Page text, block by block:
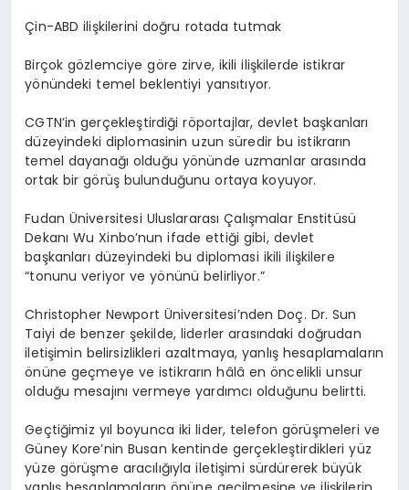
Çin-ABD ilişkilerini doğru rotada tutmak
Birçok gözlemciye göre zirve, ikili ilişkilerde istikrar
yönündeki temel beklentiyi yansıtıyor.
CGTN’in gerçekleştirdiği röportajlar, devlet başkanları
düzeyindeki diplomasinin uzun süredir bu istikrarın
temel dayanağı olduğu yönünde uzmanlar arasında
ortak bir görüş bulunduğunu ortaya koyuyor.
Fudan Üniversitesi Uluslararası Çalışmalar Enstitüsü
Dekanı Wu Xinbo’nun ifade ettiği gibi, devlet
başkanları düzeyindeki bu diplomasi ikili ilişkilere
“tonunu veriyor ve yönünü belirliyor.”
Christopher Newport Üniversitesi’nden Doç. Dr. Sun
Taiyi de benzer şekilde, liderler arasındaki doğrudan
iletişimin belirsizlikleri azaltmaya, yanlış hesaplamaların
önüne geçmeye ve istikrarın hâlâ en öncelikli unsur
olduğu mesajını vermeye yardımcı olduğunu belirtti.
Geçtiğimiz yıl boyunca iki lider, telefon görüşmeleri ve
Güney Kore’nin Busan kentinde gerçekleştirdikleri yüz
yüze görüşme aracılığıyla iletişimi sürdürerek büyük